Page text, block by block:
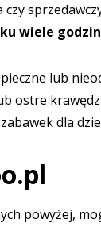
wiele
lub
ostre
zabawek dla
powyżej,